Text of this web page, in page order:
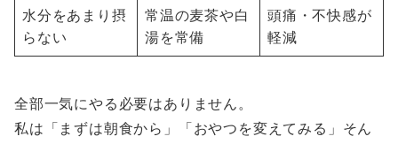
水分をあまり摂
らない
常温の麦茶や白
湯を常備
頭痛・不快感が
軽減
全部一気にやる必要はありません。
私は「まずは朝食から」「おやつを変えてみる」そん